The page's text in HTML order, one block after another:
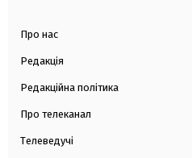
Про нас
Редакція
Редакційна політика
Про телеканал
Телеведучі